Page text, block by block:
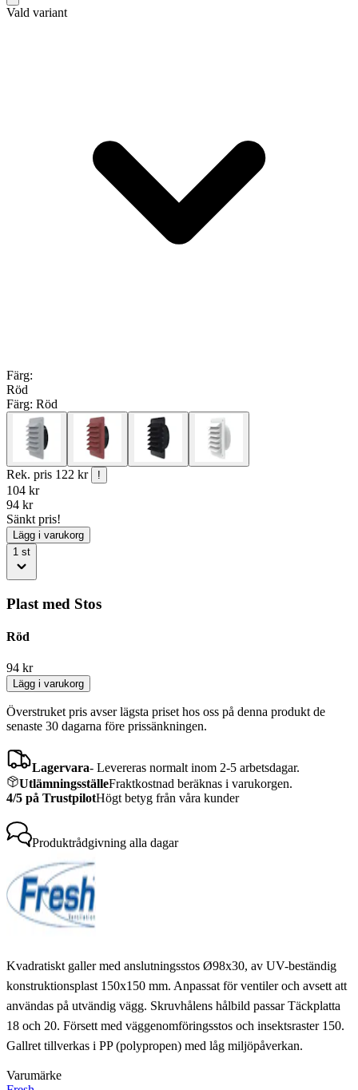
Vald variant
Färg:
Röd
Färg: Röd
Rek. pris 122 kr !
104 kr
94 kr
Sänkt pris!
Lägg i varukorg
1 st
Plast med Stos
Röd
94 kr
Lägg i varukorg
Överstruket pris avser lägsta priset hos oss på denna produkt de
senaste 30 dagarna före prissänkningen.
Lagervara- Levereras normalt inom 2-5 arbetsdagar.
UtlämningsställeFraktkostnad beräknas i varukorgen.
4/5 på TrustpilotHögt betyg från våra kunder
Produktrådgivning alla dagar
Kvadratiskt galler med anslutningsstos Ø98x30, av UV-beständig
konstruktionsplast 150x150 mm. Anpassat för ventiler och avsett att
användas på utvändig vägg. Skruvhålens hålbild passar Täckplatta
18 och 20. Försett med väggenomföringsstos och insektsraster 150.
Gallret tillverkas i PP (polypropen) med låg miljöpåverkan.
Varumärke